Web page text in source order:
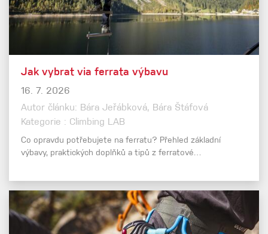
Jak vybrat via ferrata výbavu
16. 7. 2026
Autor článku: Bára Jeřábková, Bára Štáfová
Kategorie : Climbing LAB
Co opravdu potřebujete na ferratu? Přehled základní
výbavy, praktických doplňků a tipů z ferratové…